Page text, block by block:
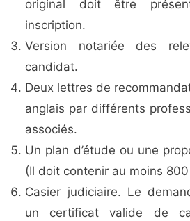
original doit être
inscription.
Version notariée des
candidat.
Deux lettres de
anglais par différents
associés.
Un plan d’étude ou une
(Il doit contenir au moins
Casier judiciaire. Le
un certificat valide de